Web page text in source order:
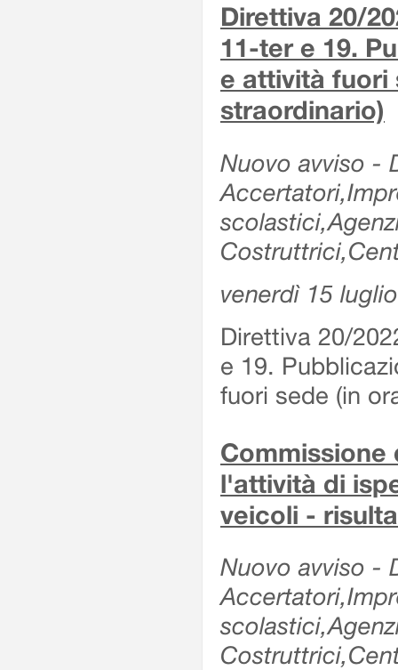
Direttiva 20/
11-ter e 19.
e attività fuori
straordinario)
Nuovo avviso -
venerdì 15
Direttiva 20/
e 19.
fuori sede (in
l'attività di
veicoli -
Nuovo avviso -